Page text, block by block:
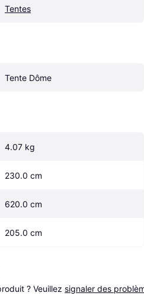
Tentes
Tente Dôme
4.07 kg
230.0 cm
620.0 cm
205.0 cm
? Veuillez signaler des